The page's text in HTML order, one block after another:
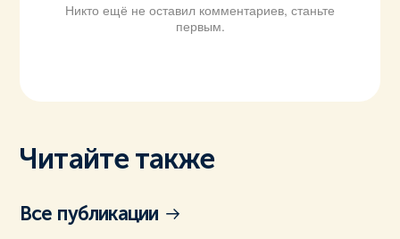
Никто ещё не оставил комментариев, станьте
первым.
Читайте также
Все публикации